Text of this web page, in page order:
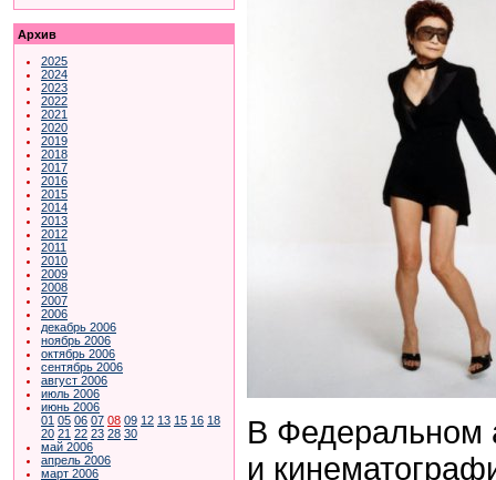
Архив
2025
2024
2023
2022
2021
2020
2019
2018
2017
2016
2015
2014
2013
2012
2011
2010
2009
2008
2007
2006
декабрь 2006
ноябрь 2006
октябрь 2006
сентябрь 2006
август 2006
июль 2006
июнь 2006
01 05 06 07 08 09 12 13 15 16 18
20 21 22 23 28 30
май 2006
апрель 2006
март 2006
В Федеральном
и